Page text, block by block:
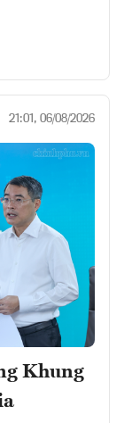
21:01, 06/08/2026
Khung